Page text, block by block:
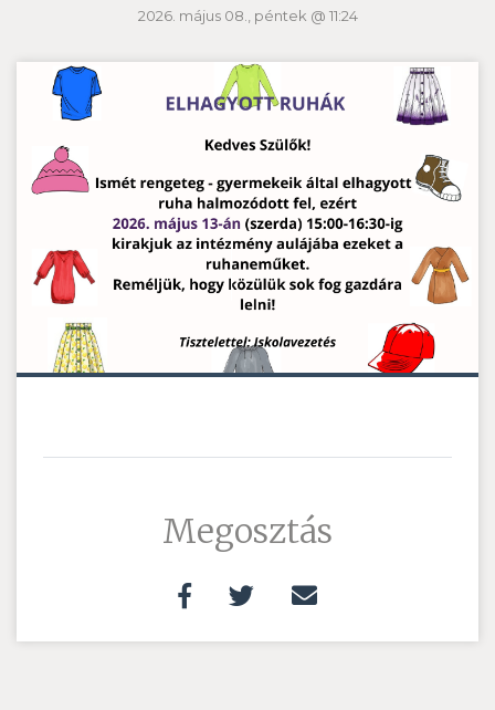
2026. május 08., péntek @ 11:24
Megosztás